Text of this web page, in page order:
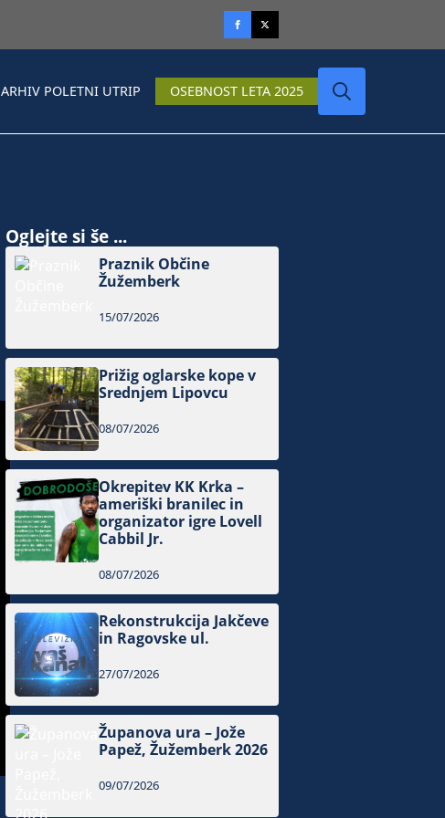
ARHIV POLETNI UTRIP OSEBNOST LETA 2025
Oglejte si še ...
Praznik Občine
Žužemberk
15/07/2026
Prižig oglarske kope v
Srednjem Lipovcu
08/07/2026
Okrepitev KK Krka –
ameriški branilec in
organizator igre Lovell
Cabbil Jr.
08/07/2026
Rekonstrukcija Jakčeve
in Ragovske ul.
27/07/2026
Županova ura – Jože
Papež, Žužemberk 2026
09/07/2026